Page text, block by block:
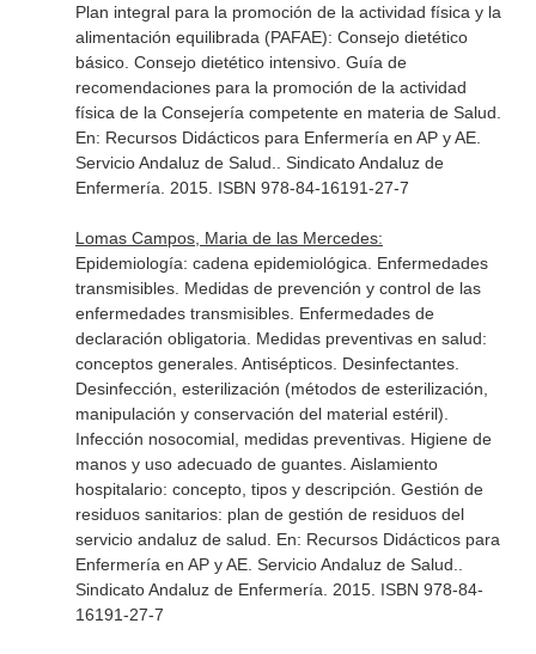
Plan integral para la promoción de la actividad física y la
alimentación equilibrada (PAFAE): Consejo dietético
básico. Consejo dietético intensivo. Guía de
recomendaciones para la promoción de la actividad
física de la Consejería competente en materia de Salud.
En: Recursos Didácticos para Enfermería en AP y AE.
Servicio Andaluz de Salud.
. Sindicato Andaluz de
Enfermería. 2015. ISBN 978-84-16191-27-7
Lomas Campos, Maria de las Mercedes:
Epidemiología: cadena epidemiológica. Enfermedades
transmisibles. Medidas de prevención y control de las
enfermedades transmisibles. Enfermedades de
declaración obligatoria. Medidas preventivas en salud:
conceptos generales. Antisépticos. Desinfectantes.
Desinfección, esterilización (métodos de esterilización,
manipulación y conservación del material estéril).
Infección nosocomial, medidas preventivas. Higiene de
manos y uso adecuado de guantes. Aislamiento
hospitalario: concepto, tipos y descripción. Gestión de
residuos sanitarios: plan de gestión de residuos del
servicio andaluz de salud. En: Recursos Didácticos para
Enfermería en AP y AE. Servicio Andaluz de Salud.
Sindicato Andaluz de Enfermería. 2015. ISBN 978-84-
16191-27-7